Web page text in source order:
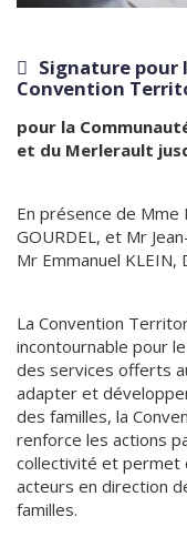
Signature pour
Convention
pour la
et du Merlerault
En présence de Mme
GOURDEL, et Mr
Mr Emmanuel KLEIN,
La Convention
incontournable pour
des services offerts
adapter et
des familles, la
renforce les actions
collectivité et permet
acteurs en direction
familles.